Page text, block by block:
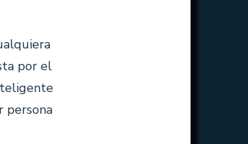
por el
persona